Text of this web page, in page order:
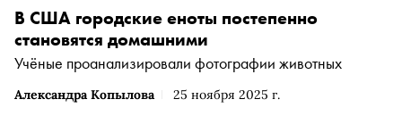
Александра Копылова 25 ноября 2025 г.
В США городские еноты постепенно
становятся домашними
Учёные проанализировали фотографии животных